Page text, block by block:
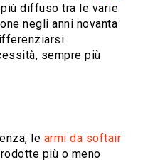
diffuso tra le varie
negli anni novanta
sempre più
le armi da softair
più o meno